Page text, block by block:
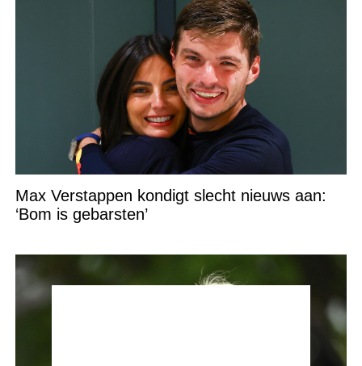
Max Verstappen kondigt slecht nieuws aan:
‘Bom is gebarsten’